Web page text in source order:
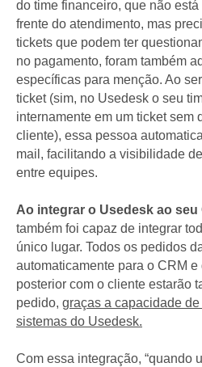
do time financeiro, que não
frente do atendimento, mas
tickets que podem ter
no pagamento, foram também
específicas para menção. Ao
ticket (sim, no Usedesk o seu
internamente em um ticket sem
cliente), essa pessoa
mail, facilitando a visibilidade
entre equipes.
Ao integrar o Usedesk ao seu
também foi capaz de integrar
único lugar. Todos os pedidos
automaticamente para o CRM
posterior com o cliente estarão
pedido, graças a capacidade
sistemas do Usedesk.
Com essa integração, “quando